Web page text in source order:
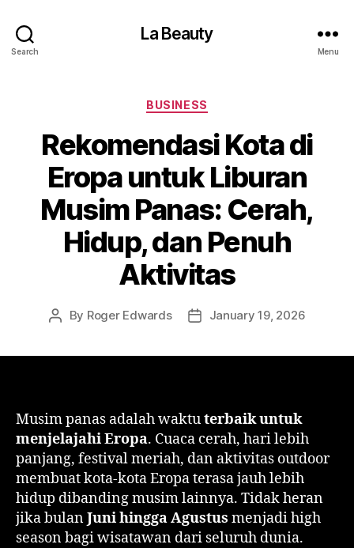
Search
La Beauty
Menu
Categories
BUSINESS
Rekomendasi Kota di
Eropa untuk Liburan
Musim Panas: Cerah,
Hidup, dan Penuh
Aktivitas
Post
By Roger Edwards
PostJanuary 19, 2026
Musim panas adalah waktuterbaik untuk
menjelajahi Eropa. Cuaca cerah, hari lebih
panjang, festival meriah, dan aktivitas outdoor
membuat kota-kota Eropa terasa jauh lebih
hidup dibanding musim lainnya. Tidak heran
jika bulanJuni hingga Agustus menjadi high
season bagi wisatawan dari seluruh dunia.